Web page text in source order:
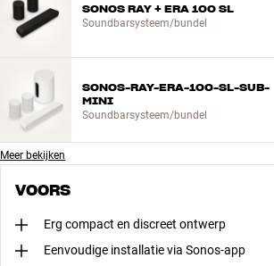
SONOS RAY + ERA 100 SL
Soundbarsysteem/bundel
SONOS-RAY-ERA-100-SL-SUB-
MINI
Soundbarsysteem/bundel
Meer bekijken
VOORS
Erg compact en discreet ontwerp
Eenvoudige installatie via Sonos-app